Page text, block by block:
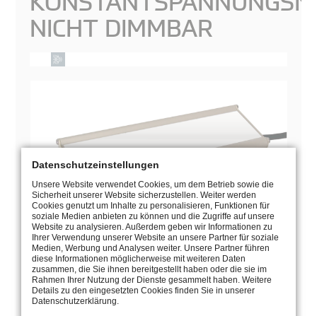
NICHT DIMMBAR
BEDIENUNGSANLEITUNG
KATALOGSEITE
Datenschutzeinstellungen
Unsere Website verwendet Cookies, um dem Betrieb sowie die
Sicherheit unserer Website sicherzustellen. Weiter werden
Cookies genutzt um Inhalte zu personalisieren, Funktionen für
soziale Medien anbieten zu können und die Zugriffe auf unsere
Website zu analysieren. Außerdem geben wir Informationen zu
Ihrer Verwendung unserer Website an unsere Partner für soziale
Medien, Werbung und Analysen weiter. Unsere Partner führen
diese Informationen möglicherweise mit weiteren Daten
zusammen, die Sie ihnen bereitgestellt haben oder die sie im
Rahmen Ihrer Nutzung der Dienste gesammelt haben. Weitere
Details zu den eingesetzten Cookies finden Sie in unserer
Datenschutzerklärung.